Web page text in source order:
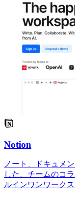
Notion
ノート、ドキュメ
した、チームのコ
ルインワンワークス